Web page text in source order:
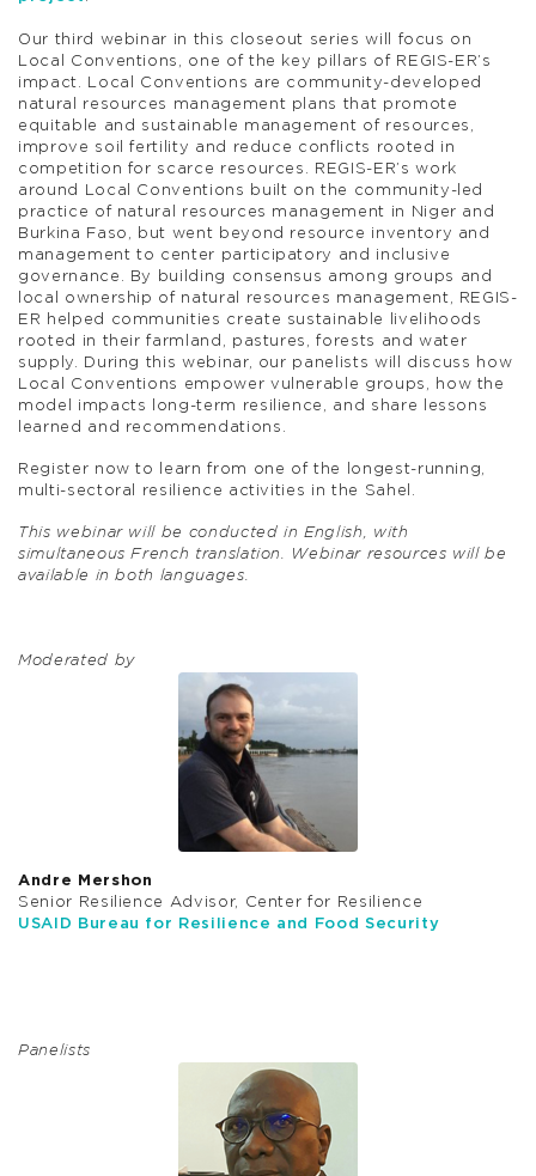
Our third webinar in this closeout series will focus on
Local Conventions, one of the key pillars of REGIS-ER’s
impact. Local Conventions are community-developed
natural resources management plans that promote
equitable and sustainable management of resources,
improve soil fertility and reduce conflicts rooted in
competition for scarce resources. REGIS-ER’s work
around Local Conventions built on the community-led
practice of natural resources management in Niger and
Burkina Faso, but went beyond resource inventory and
management to center participatory and inclusive
governance. By building consensus among groups and
local ownership of natural resources management, REGIS-
ER helped communities create sustainable livelihoods
rooted in their farmland, pastures, forests and water
supply. During this webinar, our panelists will discuss how
Local Conventions empower vulnerable groups, how the
model impacts long-term resilience, and share lessons
learned and recommendations.
Register now to learn from one of the longest-running,
multi-sectoral resilience activities in the Sahel.
This webinar will be conducted in English, with
simultaneous French translation. Webinar resources will be
available in both languages.
Moderated by
Andre Mershon
Senior Resilience Advisor, Center for Resilience
USAID Bureau for Resilience and Food Security
Panelists